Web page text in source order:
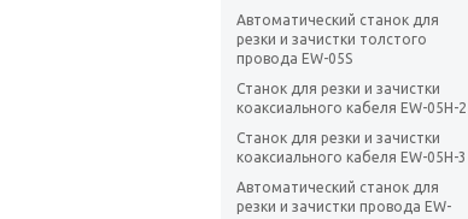
Автоматический станок для
резки и зачистки толстого
провода EW-05S
Станок для резки и зачистки
коаксиального кабеля EW-05H-2
Станок для резки и зачистки
коаксиального кабеля EW-05H-3
Автоматический станок для
резки и зачистки провода EW-